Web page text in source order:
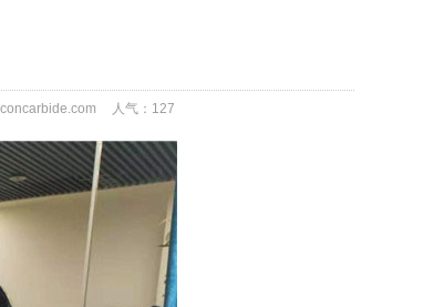
人气： 127